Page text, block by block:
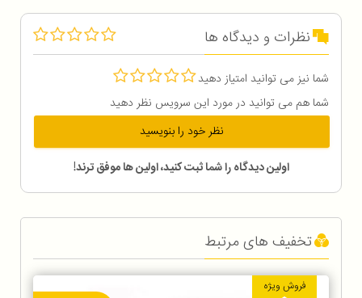
نظرات و دیدگاه ها
شما نیز می توانید امتیاز دهید
شما هم می توانید در مورد این سرویس نظر دهید
نظر خود را بنویسید
اولین دیدگاه را شما ثبت کنید، اولین ها موفق ترند!
تخفیف های مرتبط
فروش ویژه